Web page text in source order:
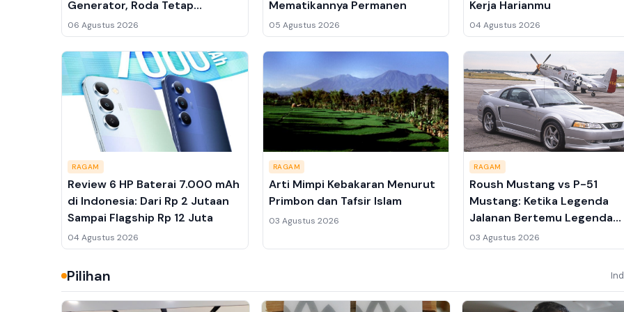
Generator, Roda Tetap
Digerakkan Motor Listrik
06 Agustus 2026
Mematikannya Permanen
05 Agustus 2026
Kerja Harianmu
04 Agustus 2026
RAGAM
Review 6 HP Baterai 7.000 mAh
di Indonesia: Dari Rp 2 Jutaan
Sampai Flagship Rp 12 Juta
04 Agustus 2026
RAGAM
Arti Mimpi Kebakaran Menurut
Primbon dan Tafsir Islam
03 Agustus 2026
RAGAM
Roush Mustang vs P-51
Mustang: Ketika Legenda
Jalanan Bertemu Legenda
Langit
03 Agustus 2026
Pilihan